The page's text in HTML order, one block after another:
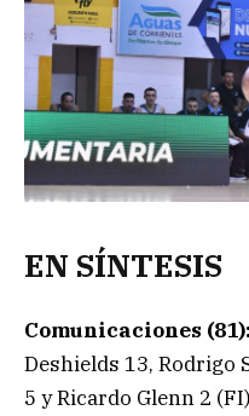
EN SÍNTESIS
Comunicaciones (81):
Deshields 13, Rodrigo
5 y Ricardo Glenn 2